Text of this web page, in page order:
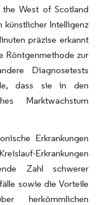
West of Scotland
künstlicher Intelligenz
präzise erkannt
Röntgenmethode zur
Diagnosetests
dass sie in den
Marktwachstum
Erkrankungen
Erkrankungen
Zahl schwerer
sowie die Vorteile
herkömmlichen